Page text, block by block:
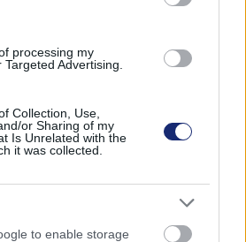
processing my
Advertising.
Collection, Use,
or Sharing of my
Is Unrelated with the
it was collected.
to enable storage
gyorsítja fel a